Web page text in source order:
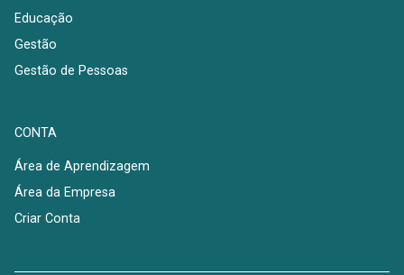
Educação
Gestão
Gestão de Pessoas
CONTA
Área de Aprendizagem
Área da Empresa
Criar Conta